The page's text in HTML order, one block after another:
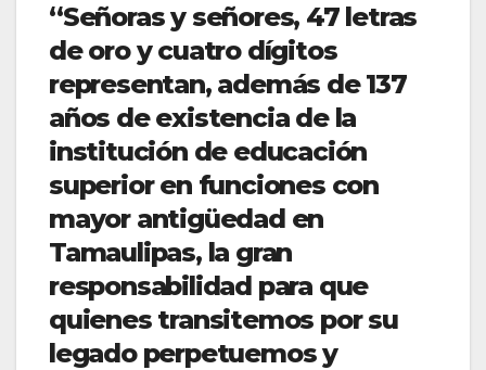
“Señoras y señores, 47 letras
de oro y cuatro dígitos
representan, además de 137
años de existencia de la
institución de educación
superior en funciones con
mayor antigüedad en
Tamaulipas, la gran
responsabilidad para que
quienes transitemos por su
legado perpetuemos y